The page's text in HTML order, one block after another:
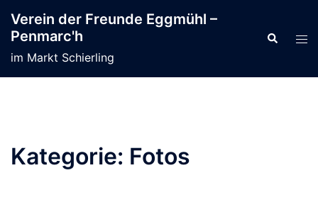
Inhalt
springen
Verein der Freunde Eggmühl –
Penmarc'h
im Markt Schierling
Suche
Kategorie: Fotos